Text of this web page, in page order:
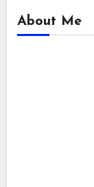
About Me